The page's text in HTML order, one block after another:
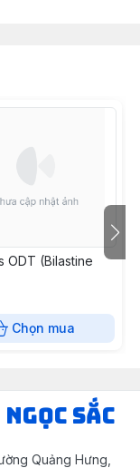
ODT (Bilastine
Chọn mua
Sắc
Quảng Hưng,